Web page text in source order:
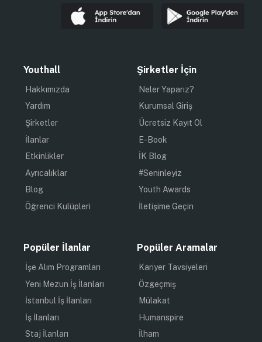
Youthall
Hakkımızda
Yardım
Şirketler
İlanlar
Etkinlikler
Ayrıcalıklar
Blog
Öğrenci Kulüpleri
Şirketler İçin
Neler Yaparız?
Kurumsal Giriş
Ücretsiz Kayıt Ol
E-Book
İK Blog
#Seninleyiz
Youth Awards
İletişime Geçin
Popüler İlanlar
İşe Alım Programları
Yeni Mezun İş İlanları
İstanbul İş İlanları
İş İlanları
Staj İlanları
Popüler Aramalar
Kariyer Tavsiyeleri
Özgeçmiş
Mülakat
Humanspire
İlham